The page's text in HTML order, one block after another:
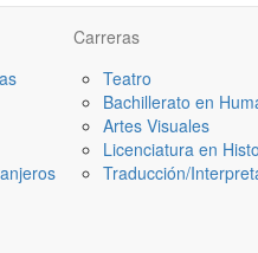
Carreras
Teatro
Bachillerato en
Artes Visuales
Licenciatura en
Traducción/